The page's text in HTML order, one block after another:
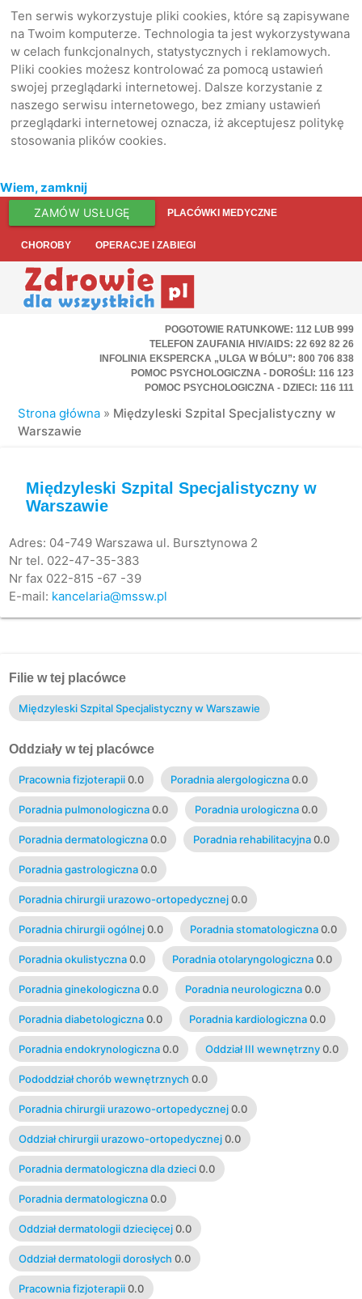
Ten serwis wykorzystuje pliki cookies, które są zapisywane
na Twoim komputerze. Technologia ta jest wykorzystywana
w celach funkcjonalnych, statystycznych i reklamowych.
Pliki cookies możesz kontrolować za pomocą ustawień
swojej przeglądarki internetowej. Dalsze korzystanie z
naszego serwisu internetowego, bez zmiany ustawień
przeglądarki internetowej oznacza, iż akceptujesz politykę
stosowania plików cookies.
Wiem, zamknij
ZAMÓW USŁUGĘ PLACÓWKI MEDYCZNE
CHOROBY OPERACJE I ZABIEGI
POGOTOWIE RATUNKOWE: 112 LUB 999
TELEFON ZAUFANIA HIV/AIDS: 22 692 82 26
INFOLINIA EKSPERCKA „ULGA W BÓLU”: 800 706 838
POMOC PSYCHOLOGICZNA - DOROŚLI: 116 123
POMOC PSYCHOLOGICZNA - DZIECI: 116 111
Strona główna » Międzyleski Szpital Specjalistyczny w
Warszawie
Międzyleski Szpital Specjalistyczny w
Warszawie
Adres: 04-749 Warszawa ul. Bursztynowa 2
Nr tel. 022-47-35-383
Nr fax 022-815 -67 -39
E-mail: kancelaria@mssw.pl
Filie w tej placówce
Międzyleski Szpital Specjalistyczny w Warszawie
Oddziały w tej placówce
Pracownia fizjoterapii 0.0 Poradnia alergologiczna 0.0
Poradnia pulmonologiczna 0.0 Poradnia urologiczna 0.0
Poradnia dermatologiczna 0.0 Poradnia rehabilitacyjna 0.0
Poradnia gastrologiczna 0.0
Poradnia chirurgii urazowo-ortopedycznej 0.0
Poradnia chirurgii ogólnej 0.0 Poradnia stomatologiczna 0.0
Poradnia okulistyczna 0.0 Poradnia otolaryngologiczna 0.0
Poradnia ginekologiczna 0.0 Poradnia neurologiczna 0.0
Poradnia diabetologiczna 0.0 Poradnia kardiologiczna 0.0
Poradnia endokrynologiczna 0.0 Oddział III wewnętrzny 0.0
Pododdział chorób wewnętrznych 0.0
Poradnia chirurgii urazowo-ortopedycznej 0.0
Oddział chirurgii urazowo-ortopedycznej 0.0
Poradnia dermatologiczna dla dzieci 0.0
Poradnia dermatologiczna 0.0
Oddział dermatologii dziecięcej 0.0
Oddział dermatologii dorosłych 0.0
Pracownia fizjoterapii 0.0